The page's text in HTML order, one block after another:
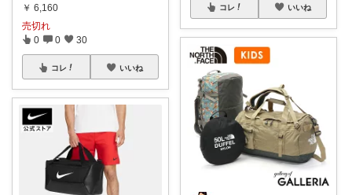
￥ 6,160
売切れ
0 0 30
コレ いいね
コレ いいね